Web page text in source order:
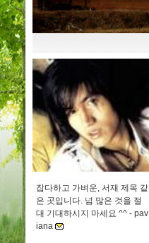
잡다하고 가벼운, 서재 제목 같
은 곳입니다. 넘 많은 것을 절
대 기대하시지 마세요 ^^ - pav
iana